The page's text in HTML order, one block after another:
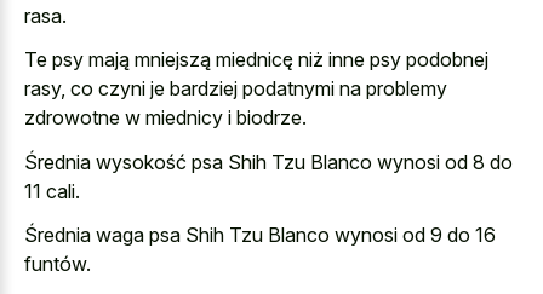
rasa.
Te psy mają mniejszą miednicę niż inne psy podobnej
rasy, co czyni je bardziej podatnymi na problemy
zdrowotne w miednicy i biodrze.
Średnia wysokość psa Shih Tzu Blanco wynosi od 8 do
11 cali.
Średnia waga psa Shih Tzu Blanco wynosi od 9 do 16
funtów.